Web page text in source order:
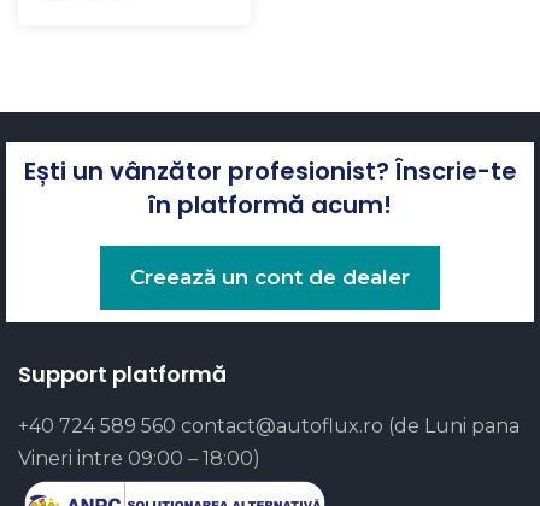
Ești un vânzător profesionist? Înscrie-te
în platformă acum!
Creează un cont de dealer
Support platformă
+40 724 589 560 contact@autoflux.ro (de Luni pana
Vineri intre 09:00 – 18:00)